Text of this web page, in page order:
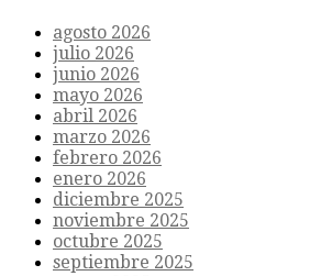
agosto 2026
julio 2026
junio 2026
mayo 2026
abril 2026
marzo 2026
febrero 2026
enero 2026
diciembre 2025
noviembre 2025
octubre 2025
septiembre 2025